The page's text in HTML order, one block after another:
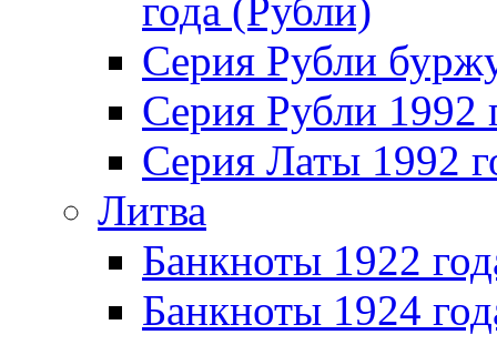
года (Рубли)
Серия Рубли
Серия Рубли 1992
Серия Латы 1992
Литва
Банкноты 1922
Банкноты 1924